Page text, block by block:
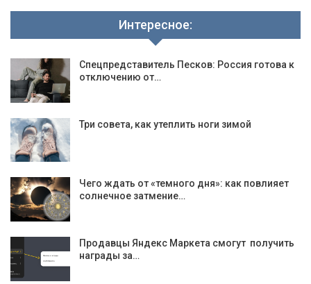
Интересное:
Спецпредставитель Песков: Россия готова к
отключению от…
Три совета, как утеплить ноги зимой
Чего ждать от «темного дня»: как повлияет
солнечное затмение…
Продавцы Яндекс Маркета смогут получить
награды за…